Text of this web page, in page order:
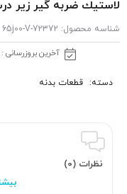
لاستیك ضربه گیر زیر
شناسه محصول: 72372-65j00-V
آخرین بروزرسانی : 18 خرداد, 1404
دسته: قطعات بدنه
نظرات (0)